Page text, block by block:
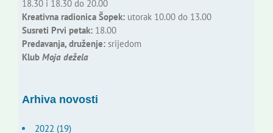
18.30 i 18.30 do 20.00
Kreativna radionica Šopek:utorak 10.00 do 13.00
Susreti Prvi petak:18.00
Predavanja, druženje:srijedom
Klub Moja dežela
Arhiva novosti
2022 (19)